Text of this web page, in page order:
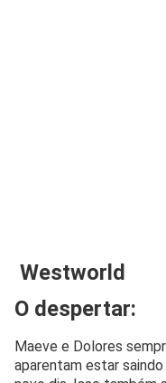
Westworld
O despertar:
Maeve e Dolores
aparentam estar